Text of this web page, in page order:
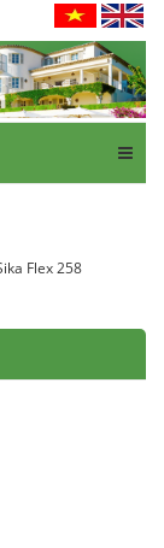
Flex 258